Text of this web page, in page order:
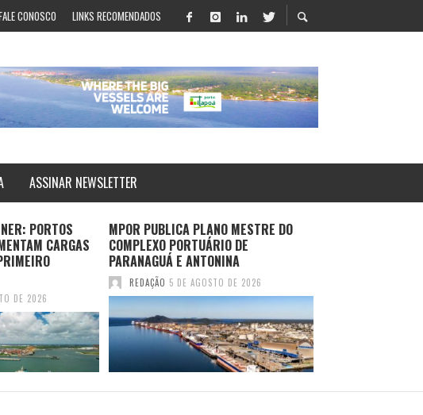
CONOSCO LINKS RECOMENDADOS
ASSINAR NEWSLETTER
PORTOS
CARGAS
DE 2026
MPOR PUBLICA PLANO MESTRE DO
COMPLEXO PORTUÁRIO DE
PARANAGUÁ E ANTONINA
REDAÇÃO 5 DE AGOSTO DE 2026